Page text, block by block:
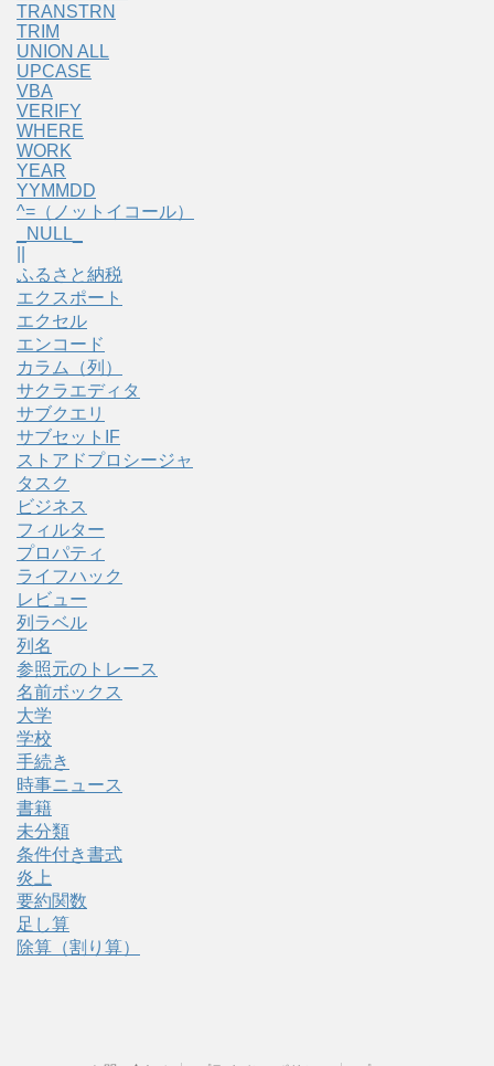
TRANSTRN
TRIM
UNION ALL
UPCASE
VBA
VERIFY
WHERE
WORK
YEAR
YYMMDD
^=（ノットイコール）
_NULL_
ふるさと納税
エクスポート
エクセル
エンコード
カラム（列）
サクラエディタ
サブクエリ
サブセットIF
ストアドプロシージャ
タスク
ビジネス
フィルター
プロパティ
ライフハック
レビュー
列ラベル
列名
参照元のトレース
名前ボックス
大学
学校
手続き
時事ニュース
書籍
未分類
条件付き書式
炎上
要約関数
足し算
除算（割り算）